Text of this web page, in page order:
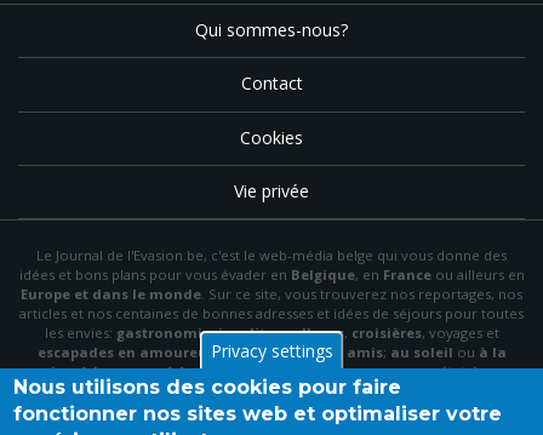
Qui sommes-nous?
Contact
Cookies
Vie privée
Le Journal de l'Evasion.be, c'est le web-média belge qui vous donne des
idées et bons plans pour vous évader en Belgique, en Franceou ailleurs en
Europe et dans le monde. Sur ce site, vous trouverez nos reportages, nos
articles et nos centaines de bonnes adresses et idées de séjours pour toutes
les envies: gastronomie,insolite,wellness, croisières, voyages et
escapades en amoureux ,en famille,entre amis; au soleil ou à la
neige,à la merouà la montagne à la campagneou encitytrip, en
hôtel, en gîteou enchambre d'hôte…
N'hésitez pas à utiliser le menu et la barre de recherche pour trouver le bon
Privacy settings
Nous utilisons des cookies pour faire
fonctionner nos sites web et optimaliser votre